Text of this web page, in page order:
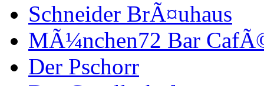
Schneider BrÃ¤uhaus
MÃ¼nchen72 Bar
Der Pschorr